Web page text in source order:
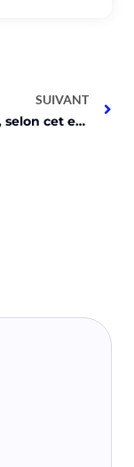
SUIVANT
Le marché des cryptos va exploser, selon cet expert !